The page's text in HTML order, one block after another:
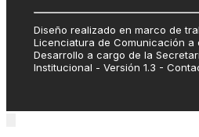
Diseño realizado en marco de
Licenciatura de Comunicación a
Desarrollo a cargo de la
Institucional - Versión 1.3 -